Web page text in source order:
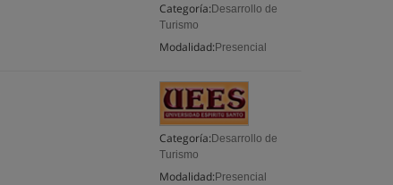
Categoría: Desarrollo de
Turismo
Modalidad: Presencial
Categoría: Desarrollo de
Turismo
Modalidad: Presencial